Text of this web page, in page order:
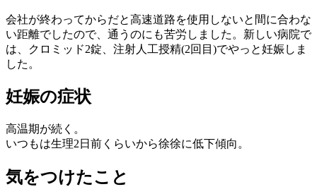
会社が終わってからだと高速道路を使用しないと間に合わな
い距離でしたので、通うのにも苦労しました。新しい病院で
は、クロミッド2錠、注射人工授精(2回目)でやっと妊娠しま
した。
妊娠の症状
高温期が続く。
いつもは生理2日前くらいから徐徐に低下傾向。
気をつけたこと